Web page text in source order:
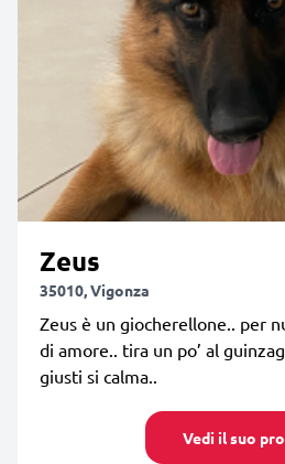
Zeus
35010, Vigonza
Zeus è un giocherellone.. per
di amore.. tira un po’ al
giusti si calma..
Vedi il suo